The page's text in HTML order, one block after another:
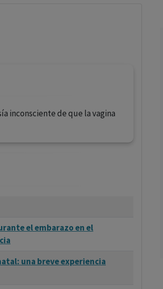
inconsciente de que la vagina
el embarazo en el
una breve experiencia